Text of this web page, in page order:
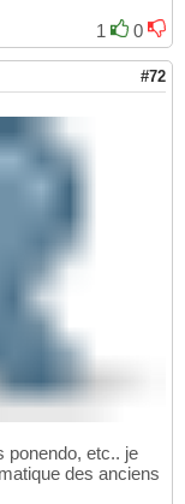
1
0
#72
ponendo, etc.. je
des anciens